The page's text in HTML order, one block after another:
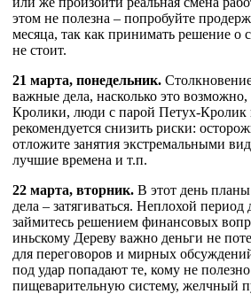
этом не полезна – попробуйте
месяца, так как принимать решение о
не стоит.
21 марта, понедельник.
важные дела, насколько это возможно,
Кролики, люди с парой Петух-Кролик
рекомендуется снизить риски:
отложите занятия экстремальными
лучшие времена и т.п.
22 марта, вторник. В этот день
дела – затягиваться. Неплохой период
займитесь решением финансовых
иньскому Дереву важно деньги не
для переговоров и мирных
под удар попадают те, кому не
пищеварительную систему, желчный